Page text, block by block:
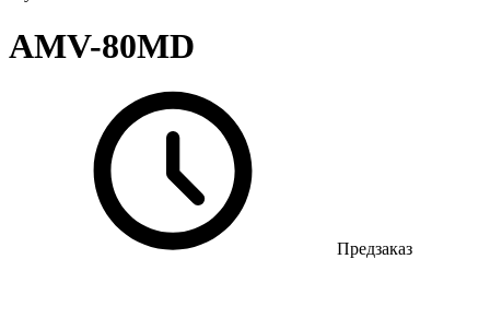
AMV-80MD
Предзаказ